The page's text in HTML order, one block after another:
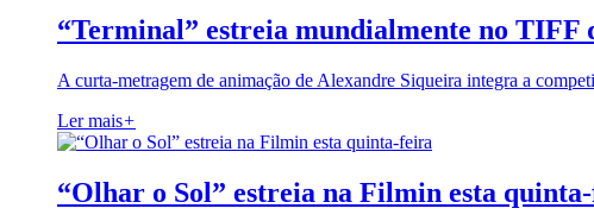
“Terminal” estreia mundialmente no TIFF
A curta-metragem de animação de Alexandre Siqueira integra a
Ler mais+
“Olhar o Sol” estreia na Filmin esta